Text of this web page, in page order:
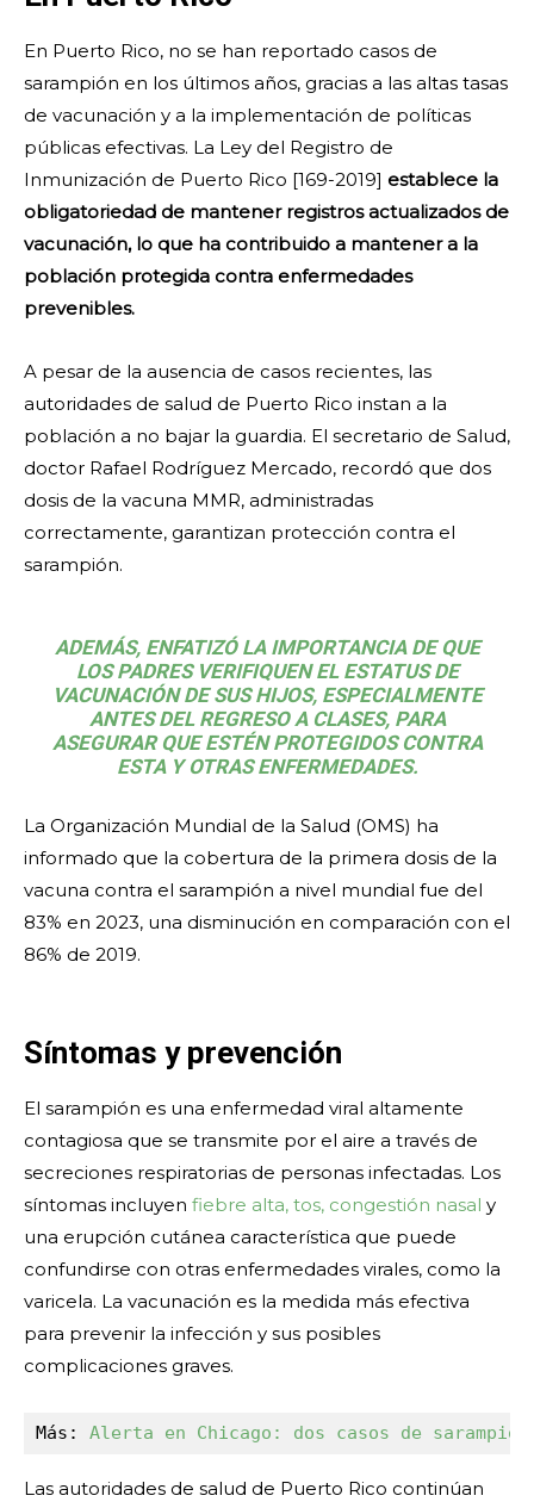
En Puerto Rico, no se han reportado casos de
sarampión en los últimos años, gracias a las altas tasas
de vacunación y a la implementación de políticas
públicas efectivas. La Ley del Registro de
Inmunización de Puerto Rico [169-2019] establece la
obligatoriedad de mantener registros actualizados de
vacunación, lo que ha contribuido a mantener a la
población protegida contra enfermedades
prevenibles.
A pesar de la ausencia de casos recientes, las
autoridades de salud de Puerto Rico instan a la
población a no bajar la guardia. El secretario de Salud,
doctor Rafael Rodríguez Mercado, recordó que dos
dosis de la vacuna MMR, administradas
correctamente, garantizan protección contra el
sarampión.
ADEMÁS, ENFATIZÓ LA IMPORTANCIA DE QUE
LOS PADRES VERIFIQUEN EL ESTATUS DE
VACUNACIÓN DE SUS HIJOS, ESPECIALMENTE
ANTES DEL REGRESO A CLASES, PARA
ASEGURAR QUE ESTÉN PROTEGIDOS CONTRA
ESTA Y OTRAS ENFERMEDADES.
La Organización Mundial de la Salud (OMS) ha
informado que la cobertura de la primera dosis de la
vacuna contra el sarampión a nivel mundial fue del
83% en 2023, una disminución en comparación con el
86% de 2019.
Síntomas y prevención
El sarampión es una enfermedad viral altamente
contagiosa que se transmite por el aire a través de
secreciones respiratorias de personas infectadas. Los
síntomas incluyen fiebre alta, tos, congestión nasal y
una erupción cutánea característica que puede
confundirse con otras enfermedades virales, como la
varicela. La vacunación es la medida más efectiva
para prevenir la infección y sus posibles
complicaciones graves.
Más: Alerta en Chicago: dos casos de
Las autoridades de salud de Puerto Rico continúan